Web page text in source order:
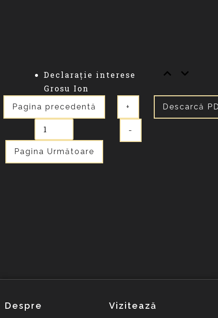
Declarație interese
Grosu Ion
Pagina precedentă
Pagina Următoare
+
-
Descarcă
Despre Vizitează